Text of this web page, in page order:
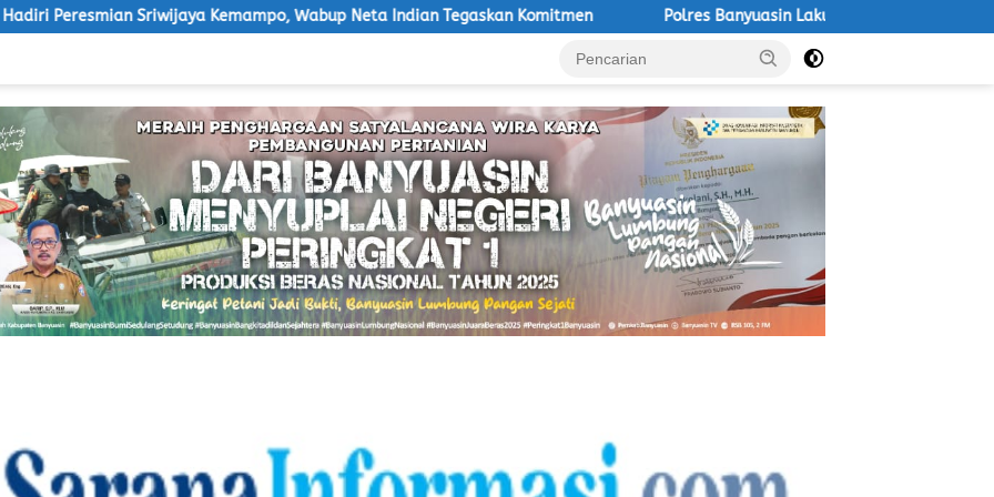
Kemampo, Wabup Neta Indian Tegaskan Komitmen Polres Banyuasin Lakukan Pengaturan Lalu Lintas Pintu Tol Pulau